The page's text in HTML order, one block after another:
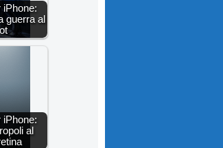
iPhone:
guerra al
iPhone:
al